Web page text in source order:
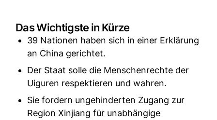
Das Wichtigste in Kürze
39 Nationen haben sich in einer Erklärung
an China gerichtet.
Der Staat solle die Menschenrechte der
Uiguren respektieren und wahren.
Sie fordern ungehinderten Zugang zur
Region Xinjiang für unabhängige